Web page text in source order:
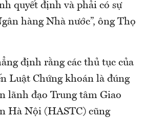
quyết định và phải có sự
hàng Nhà nước”, ông Thọ
định rằng các thủ tục của
Luật Chứng khoán là đúng
lãnh đạo Trung tâm Giao
Hà Nội (HASTC) cũng